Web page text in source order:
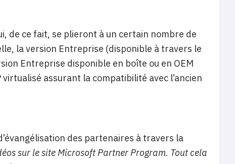
de ce fait, se plieront à un certain nombre de
la version Entreprise (disponible à travers le
Entreprise disponible en boîte ou en OEM
assurant la compatibilité avec l’ancien
des partenaires à travers la
sur le site Microsoft Partner Program. Tout cela